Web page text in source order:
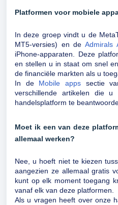
Platformen voor mobiele
In deze groep vindt u de
MT5-versies) en de Admirals
iPhone-apparaten. Deze
en stellen u in staat om snel
de financiële markten als u
In de Mobile apps sectie
verschillende artikelen die
handelsplatform te
Moet ik een van deze
allemaal werken?
Nee, u hoeft niet te kiezen
aangezien ze allemaal gratis
kunt op elk moment toegang
vanaf elk van deze platformen.
Als u vragen heeft over onze